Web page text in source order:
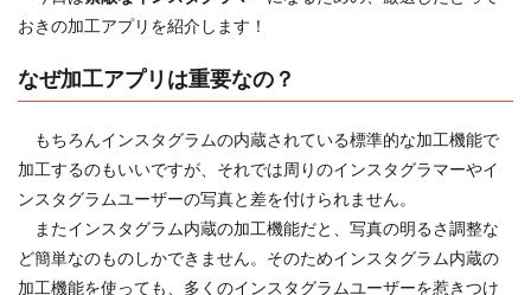
おきの加工アプリを紹介します！
なぜ加工アプリは重要なの？
もちろんインスタグラムの内蔵されている標準的な加工機能で
加工するのもいいですが、それでは周りのインスタグラマーやイ
ンスタグラムユーザーの写真と差を付けられません。
またインスタグラム内蔵の加工機能だと、写真の明るさ調整な
ど簡単なのものしかできません。そのためインスタグラム内蔵の
加工機能を使っても、多くのインスタグラムユーザーを惹きつけ